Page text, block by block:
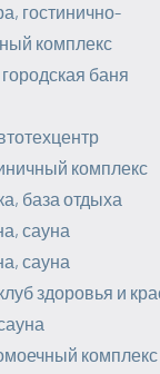
гостинично-
комплекс
баня
комплекс
база отдыха
сауна
сауна
здоровья и
комплекс